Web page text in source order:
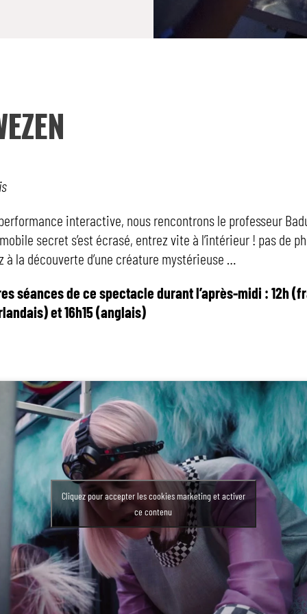
interactive, nous rencontrons le professeur
secret s’est écrasé, entrez vite à l’intérieur ! pas de
à la découverte d’une créature mystérieuse …
séances de ce spectacle durant l’après-midi : 12h
et 16h15 (anglais)
Cliquez pour accepter les cookies marketing et activer
ce contenu